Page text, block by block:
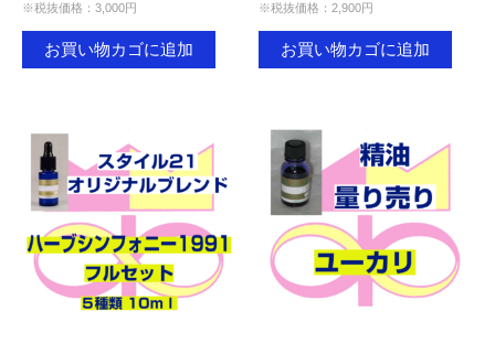
※税抜価格：3,000円
お買い物カゴに追加
※税抜価格：2,900円
お買い物カゴに追加